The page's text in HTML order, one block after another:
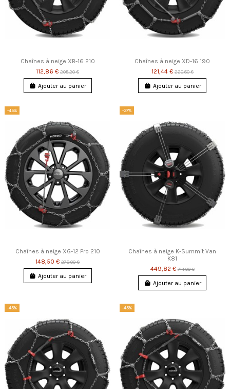
Chaînes à neige XB-16 210
112,86 €205,20 €
Ajouter au panier
Chaînes à neige XD-16 190
121,44 €220,80 €
Ajouter au panier
-45%
Chaînes à neige XG-12 Pro 210
148,50 €270,00 €
Ajouter au panier
-37%
Chaînes à neige K-Summit Van
K81
449,82 €714,00 €
Ajouter au panier
-45% -45%